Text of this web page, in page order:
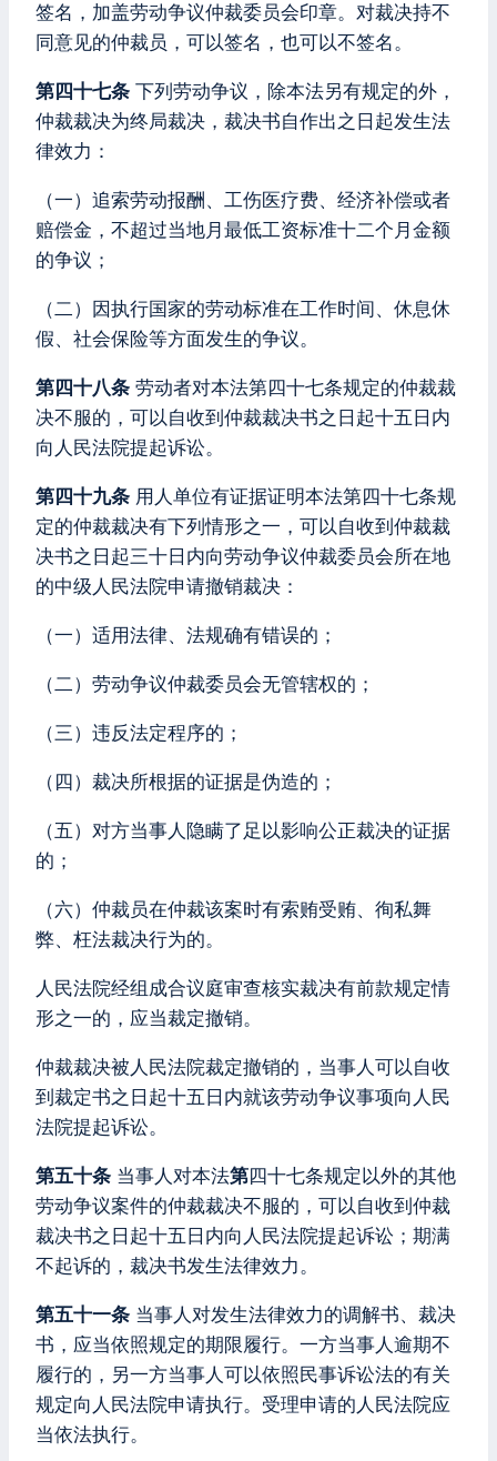
签名，加盖劳动争议仲裁委员会印章。对裁决持不
同意见的仲裁员，可以签名，也可以不签名。
第四十七条 下列劳动争议，除本法另有规定的外，
仲裁裁决为终局裁决，裁决书自作出之日起发生法
律效力：
（一）追索劳动报酬、工伤医疗费、经济补偿或者
赔偿金，不超过当地月最低工资标准十二个月金额
的争议；
（二）因执行国家的劳动标准在工作时间、休息休
假、社会保险等方面发生的争议。
第四十八条 劳动者对本法第四十七条规定的仲裁裁
决不服的，可以自收到仲裁裁决书之日起十五日内
向人民法院提起诉讼。
第四十九条 用人单位有证据证明本法第四十七条规
定的仲裁裁决有下列情形之一，可以自收到仲裁裁
决书之日起三十日内向劳动争议仲裁委员会所在地
的中级人民法院申请撤销裁决：
（一）适用法律、法规确有错误的；
（二）劳动争议仲裁委员会无管辖权的；
（三）违反法定程序的；
（四）裁决所根据的证据是伪造的；
（五）对方当事人隐瞒了足以影响公正裁决的证据
的；
（六）仲裁员在仲裁该案时有索贿受贿、徇私舞
弊、枉法裁决行为的。
人民法院经组成合议庭审查核实裁决有前款规定情
形之一的，应当裁定撤销。
仲裁裁决被人民法院裁定撤销的，当事人可以自收
到裁定书之日起十五日内就该劳动争议事项向人民
法院提起诉讼。
第五十条 当事人对本法第四十七条规定以外的其他
劳动争议案件的仲裁裁决不服的，可以自收到仲裁
裁决书之日起十五日内向人民法院提起诉讼；期满
不起诉的，裁决书发生法律效力。
第五十一条 当事人对发生法律效力的调解书、裁决
书，应当依照规定的期限履行。一方当事人逾期不
履行的，另一方当事人可以依照民事诉讼法的有关
规定向人民法院申请执行。受理申请的人民法院应
当依法执行。